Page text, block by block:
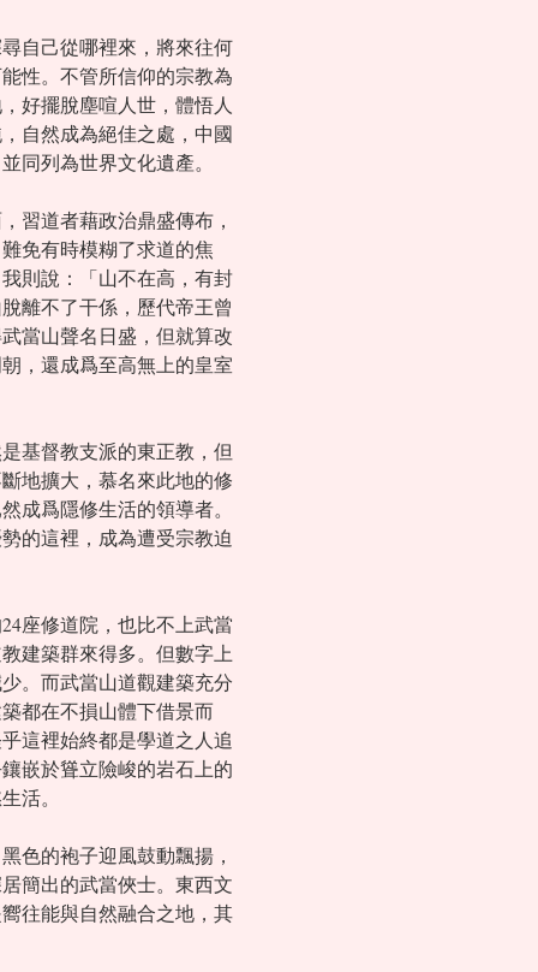
自己從哪裡來，將來往何
性。不管所信仰的宗教為
好擺脫塵喧人世，體悟人
自然成為絕佳之處，中國
同列為世界文化遺產。
習道者藉政治鼎盛傳布，
免有時模糊了求道的焦
則說：「山不在高，有封
離不了干係，歷代帝王曾
當山聲名日盛，但就算改
，還成爲至高無上的皇室
基督教支派的東正教，但
地擴大，慕名來此地的修
成爲隱修生活的領導者。
的這裡，成為遭受宗教迫
座修道院，也比不上武當
建築群來得多。但數字上
。而武當山道觀建築充分
都在不損山體下借景而
這裡始終都是學道之人追
嵌於聳立險峻的岩石上的
活。
色的袍子迎風鼓動飄揚，
簡出的武當俠士。東西文
往能與自然融合之地，其